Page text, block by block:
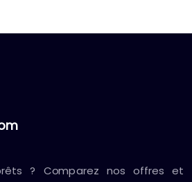
? Comparez nos offres et